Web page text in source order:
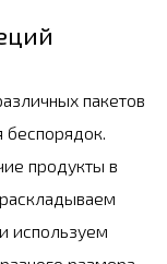
пакетов
продукты в
используем